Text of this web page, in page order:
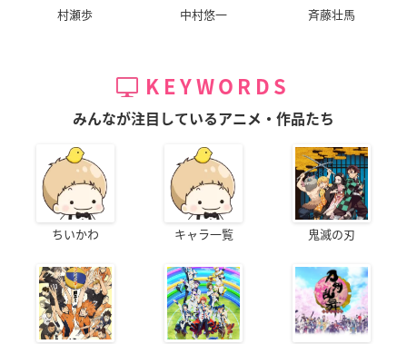
村瀬歩 中村悠一 斉藤壮馬
KEYWORDS
みんなが注目しているアニメ・作品たち
ちいかわ キャラ一覧 鬼滅の刃